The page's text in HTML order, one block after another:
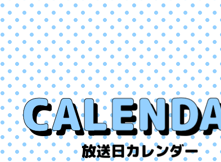
放送日カレンダー